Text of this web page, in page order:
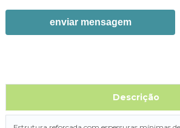
enviar mensagem
Descrição